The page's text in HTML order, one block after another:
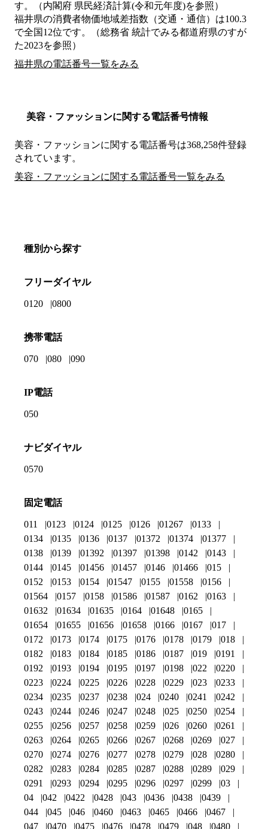
す。（内閣府 県民経済計算(令和元年度)を参照）
福井県の消費者物価地域差指数（交通・通信）は100.3
で全国12位です。（総務省 統計でみる都道府県のすが
た2023を参照）
福井県の電話番号一覧をみる
美容・ファッションに関する電話番号情報
美容・ファッションに関する電話番号は368,258件登録
されています。
美容・ファッションに関する電話番号一覧をみる
種別から探す
フリーダイヤル
0120 0800
携帯電話
070 080 090
IP電話
050
ナビダイヤル
0570
固定電話
011 0123 0124 0125 0126 01267
0133
0134
0135 0136 0137 01372 01374
01377
0138
0139 01392 01397 01398 0142
0143
0144
0145 01456 01457 0146 01466
015
0152
0153 0154 01547 0155 01558
0156
01564
0157 0158 01586 01587 0162
0163
01632
01634 01635 0164 01648
0165
01654
01655 01656 01658 0166 0167
017
0172
0173 0174 0175 0176 0178 0179
018
0182
0183 0184 0185 0186 0187 019
0191
0192
0193 0194 0195 0197 0198 022
0220
0223
0224 0225 0226 0228 0229 023
0233
0234
0235 0237 0238 024 0240 0241
0242
0243
0244 0246 0247 0248 025 0250
0254
0255
0256 0257 0258 0259 026 0260
0261
0263
0264 0265 0266 0267 0268 0269
027
0270
0274 0276 0277 0278 0279 028
0280
0282
0283 0284 0285 0287 0288 0289
029
0291
0293 0294 0295 0296 0297 0299
03
04
042 0422 0428 043 0436 0438
0439
044
045 046 0460 0463 0465 0466
0467
047
0470 0475 0476 0478 0479 048 0480